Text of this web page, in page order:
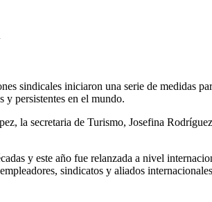
sindicales iniciaron una serie de medidas
y persistentes en el mundo.
la secretaria de Turismo, Josefina
y este año fue relanzada a nivel
sindicatos y aliados